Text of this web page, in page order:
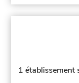
1 établissement